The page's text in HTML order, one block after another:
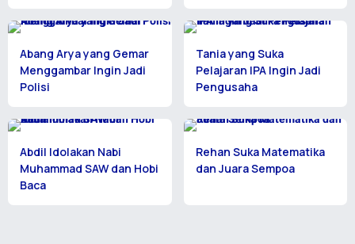
Abang Arya yang Gemar
Menggambar Ingin Jadi
Polisi
Tania yang Suka
Pelajaran IPA Ingin Jadi
Pengusaha
Abdil Idolakan Nabi
Muhammad SAW dan Hobi
Baca
Rehan Suka Matematika
dan Juara Sempoa